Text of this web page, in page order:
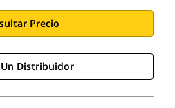
Precio
Un Distribuidor